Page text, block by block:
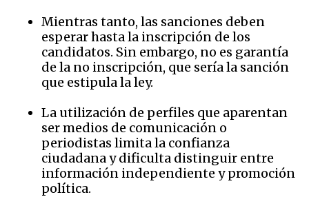
Mientras tanto, las sanciones deben
esperar hasta la inscripción de los
candidatos. Sin embargo, no es garantía
de la no inscripción, que sería la sanción
que estipula la ley.
La utilización de perfiles que aparentan
ser medios de comunicación o
periodistas limita la confianza
ciudadana y dificulta distinguir entre
información independiente y promoción
política.